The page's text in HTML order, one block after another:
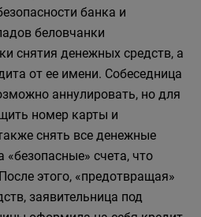
банка и
беловчанки
снятия денежных средств, а
от ее имени. Собеседница
аннулировать, но для
номер карты и
снять все денежные
«безопасные» счета, что
этого, «предотвращая»
заявительница под